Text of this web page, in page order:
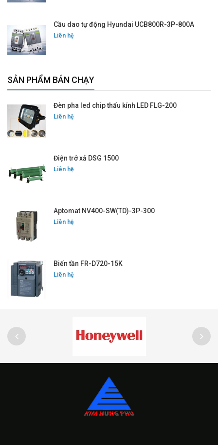
Cầu dao tự động Hyundai UCB800R-3P-800A
Liên hệ
SẢN PHẨM BÁN CHẠY
Đèn pha led chip thấu kính LED FLG-200
Liên hệ
Điện trở xả DSG 1500
Liên hệ
Aptomat NV400-SW(TD)-3P-300
Liên hệ
Biến tần FR-D720-15K
Liên hệ